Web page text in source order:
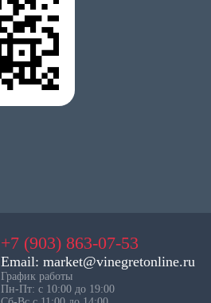
+7 (903) 863-07-53
Email: market@vinegretonline.ru
График работы
Пн-Пт: с 10:00 до 19:00